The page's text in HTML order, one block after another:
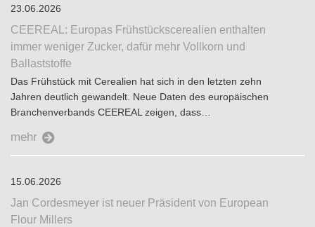
23.06.2026
CEEREAL: Europas Frühstückscerealien enthalten
immer weniger Zucker, dafür mehr Vollkorn und
Ballaststoffe
Das Frühstück mit Cerealien hat sich in den letzten zehn
Jahren deutlich gewandelt. Neue Daten des europäischen
Branchenverbands CEEREAL zeigen, dass…
mehr
15.06.2026
Jan Cordesmeyer ist neuer Präsident von European
Flour Millers